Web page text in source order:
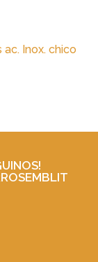
ac. Inox. chico